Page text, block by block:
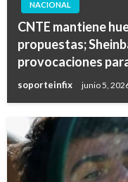
NACIONAL
CNTE mantiene
propuestas;
provocaciones
soporteinfix junio 5,